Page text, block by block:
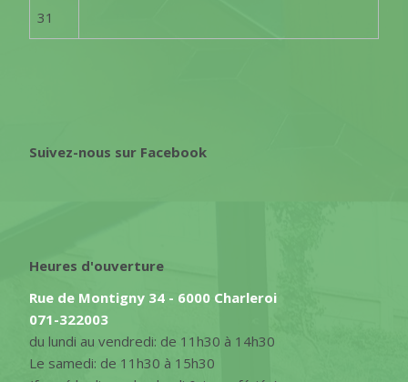
31
Suivez-nous sur Facebook
Heures d'ouverture
Rue de Montigny 34 - 6000 Charleroi
071-322003
du lundi au vendredi: de 11h30 à 14h30
Le samedi: de 11h30 à 15h30